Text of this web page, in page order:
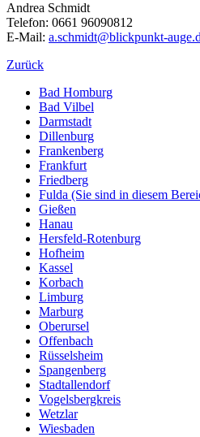
Andrea Schmidt
Telefon: 0661 96090812
E-Mail: a.schmidt@blickpunkt-
Zurück
Bad Homburg
Bad Vilbel
Darmstadt
Dillenburg
Frankenberg
Frankfurt
Friedberg
Fulda (Sie sind in diesem
Gießen
Hanau
Hersfeld-Rotenburg
Hofheim
Kassel
Korbach
Limburg
Marburg
Oberursel
Offenbach
Rüsselsheim
Spangenberg
Stadtallendorf
Vogelsbergkreis
Wetzlar
Wiesbaden